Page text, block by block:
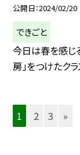
公開日 2024/02/20
できごと
今日は春を感じ
房」をつけたク
1 2 3 »